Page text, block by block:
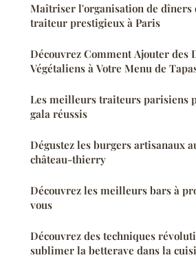
Maîtriser l'organisation de dîners
traiteur prestigieux à Paris
Découvrez Comment Ajouter des
Végétaliens à Votre Menu de
Les meilleurs traiteurs parisiens
gala réussis
Dégustez les burgers artisanaux
château-thierry
Découvrez les meilleurs bars à
vous
Découvrez des techniques
sublimer la betterave dans la